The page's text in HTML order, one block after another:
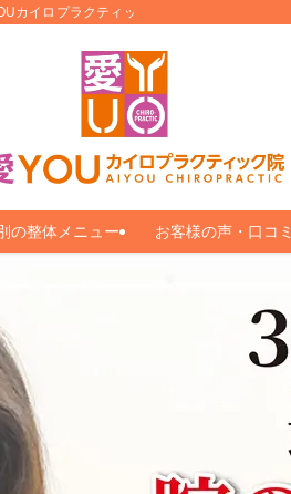
カイロプラクティック
の整体メニュー お客様の声・口コミ